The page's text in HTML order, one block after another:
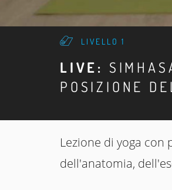
LIVELLO 1
LIVE:
POSIZIONE
Lezione di yoga
dell'anatomia,